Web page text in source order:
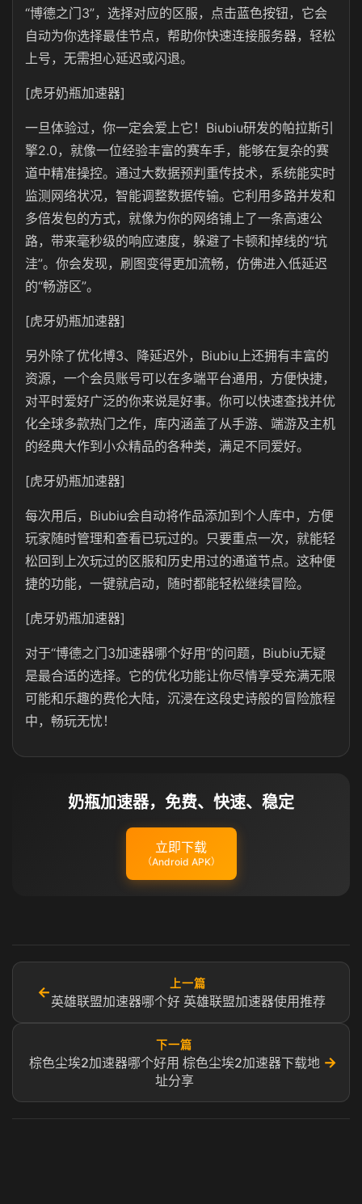
“博德之门3”，选择对应的区服，点击蓝色按钮，它会
自动为你选择最佳节点，帮助你快速连接服务器，轻松
上号，无需担心延迟或闪退。
[虎牙奶瓶加速器]
一旦体验过，你一定会爱上它！Biubiu研发的帕拉斯引
擎2.0，就像一位经验丰富的赛车手，能够在复杂的赛
道中精准操控。通过大数据预判重传技术，系统能实时
监测网络状况，智能调整数据传输。它利用多路并发和
多倍发包的方式，就像为你的网络铺上了一条高速公
路，带来毫秒级的响应速度，躲避了卡顿和掉线的“坑
洼”。你会发现，刷图变得更加流畅，仿佛进入低延迟
的“畅游区”。
[虎牙奶瓶加速器]
另外除了优化博3、降延迟外，Biubiu上还拥有丰富的
资源，一个会员账号可以在多端平台通用，方便快捷，
对平时爱好广泛的你来说是好事。你可以快速查找并优
化全球多款热门之作，库内涵盖了从手游、端游及主机
的经典大作到小众精品的各种类，满足不同爱好。
[虎牙奶瓶加速器]
每次用后，Biubiu会自动将作品添加到个人库中，方便
玩家随时管理和查看已玩过的。只要重点一次，就能轻
松回到上次玩过的区服和历史用过的通道节点。这种便
捷的功能，一键就启动，随时都能轻松继续冒险。
[虎牙奶瓶加速器]
对于“博德之门3加速器哪个好用”的问题，Biubiu无疑
是最合适的选择。它的优化功能让你尽情享受充满无限
可能和乐趣的费伦大陆，沉浸在这段史诗般的冒险旅程
中，畅玩无忧！
奶瓶加速器，免费、快速、稳定
立即下载
（Android APK）
←
上一篇
英雄联盟加速器哪个好 英雄联盟加速器使用推荐
下一篇
棕色尘埃2加速器哪个好用 棕色尘埃2加速器下载地
址分享
→